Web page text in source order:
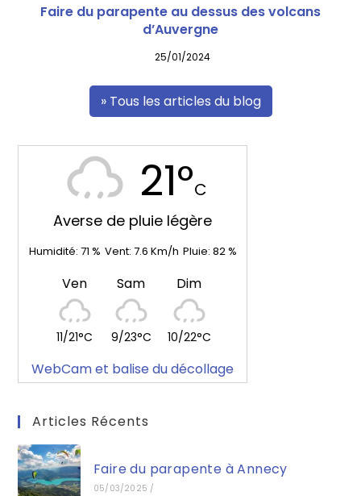
Faire du parapente au dessus des volcans
d’Auvergne
25/01/2024
» Tous les articles du blog
21°C
Averse de pluie légère
Humidité: 71 % Vent: 7.6 Km/h Pluie: 82%
Ven
11/21°C
Sam
9/23°C
Dim
10/22°C
WebCam et balise du décollage
Articles Récents
Faire du parapente à Annecy
05/03/2025 /